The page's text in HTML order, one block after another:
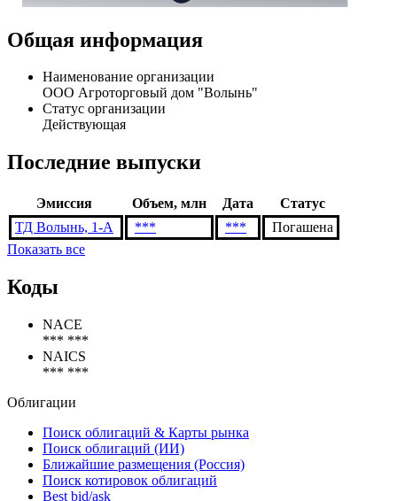
Общая информация
Наименование организации
ООО Агроторговый дом "Волынь"
Статус организации
Действующая
Последние выпуски
Эмиссия Объем, млн Дата
Статус
ТД Волынь, 1-А
*** ***
Погашена
Показать все
Коды
NACE
*** ***
NAICS
*** ***
Облигации
Поиск облигаций & Карты рынка
Поиск облигаций (ИИ)
Ближайшие размещения (Россия)
Поиск котировок облигаций
Best bid/ask